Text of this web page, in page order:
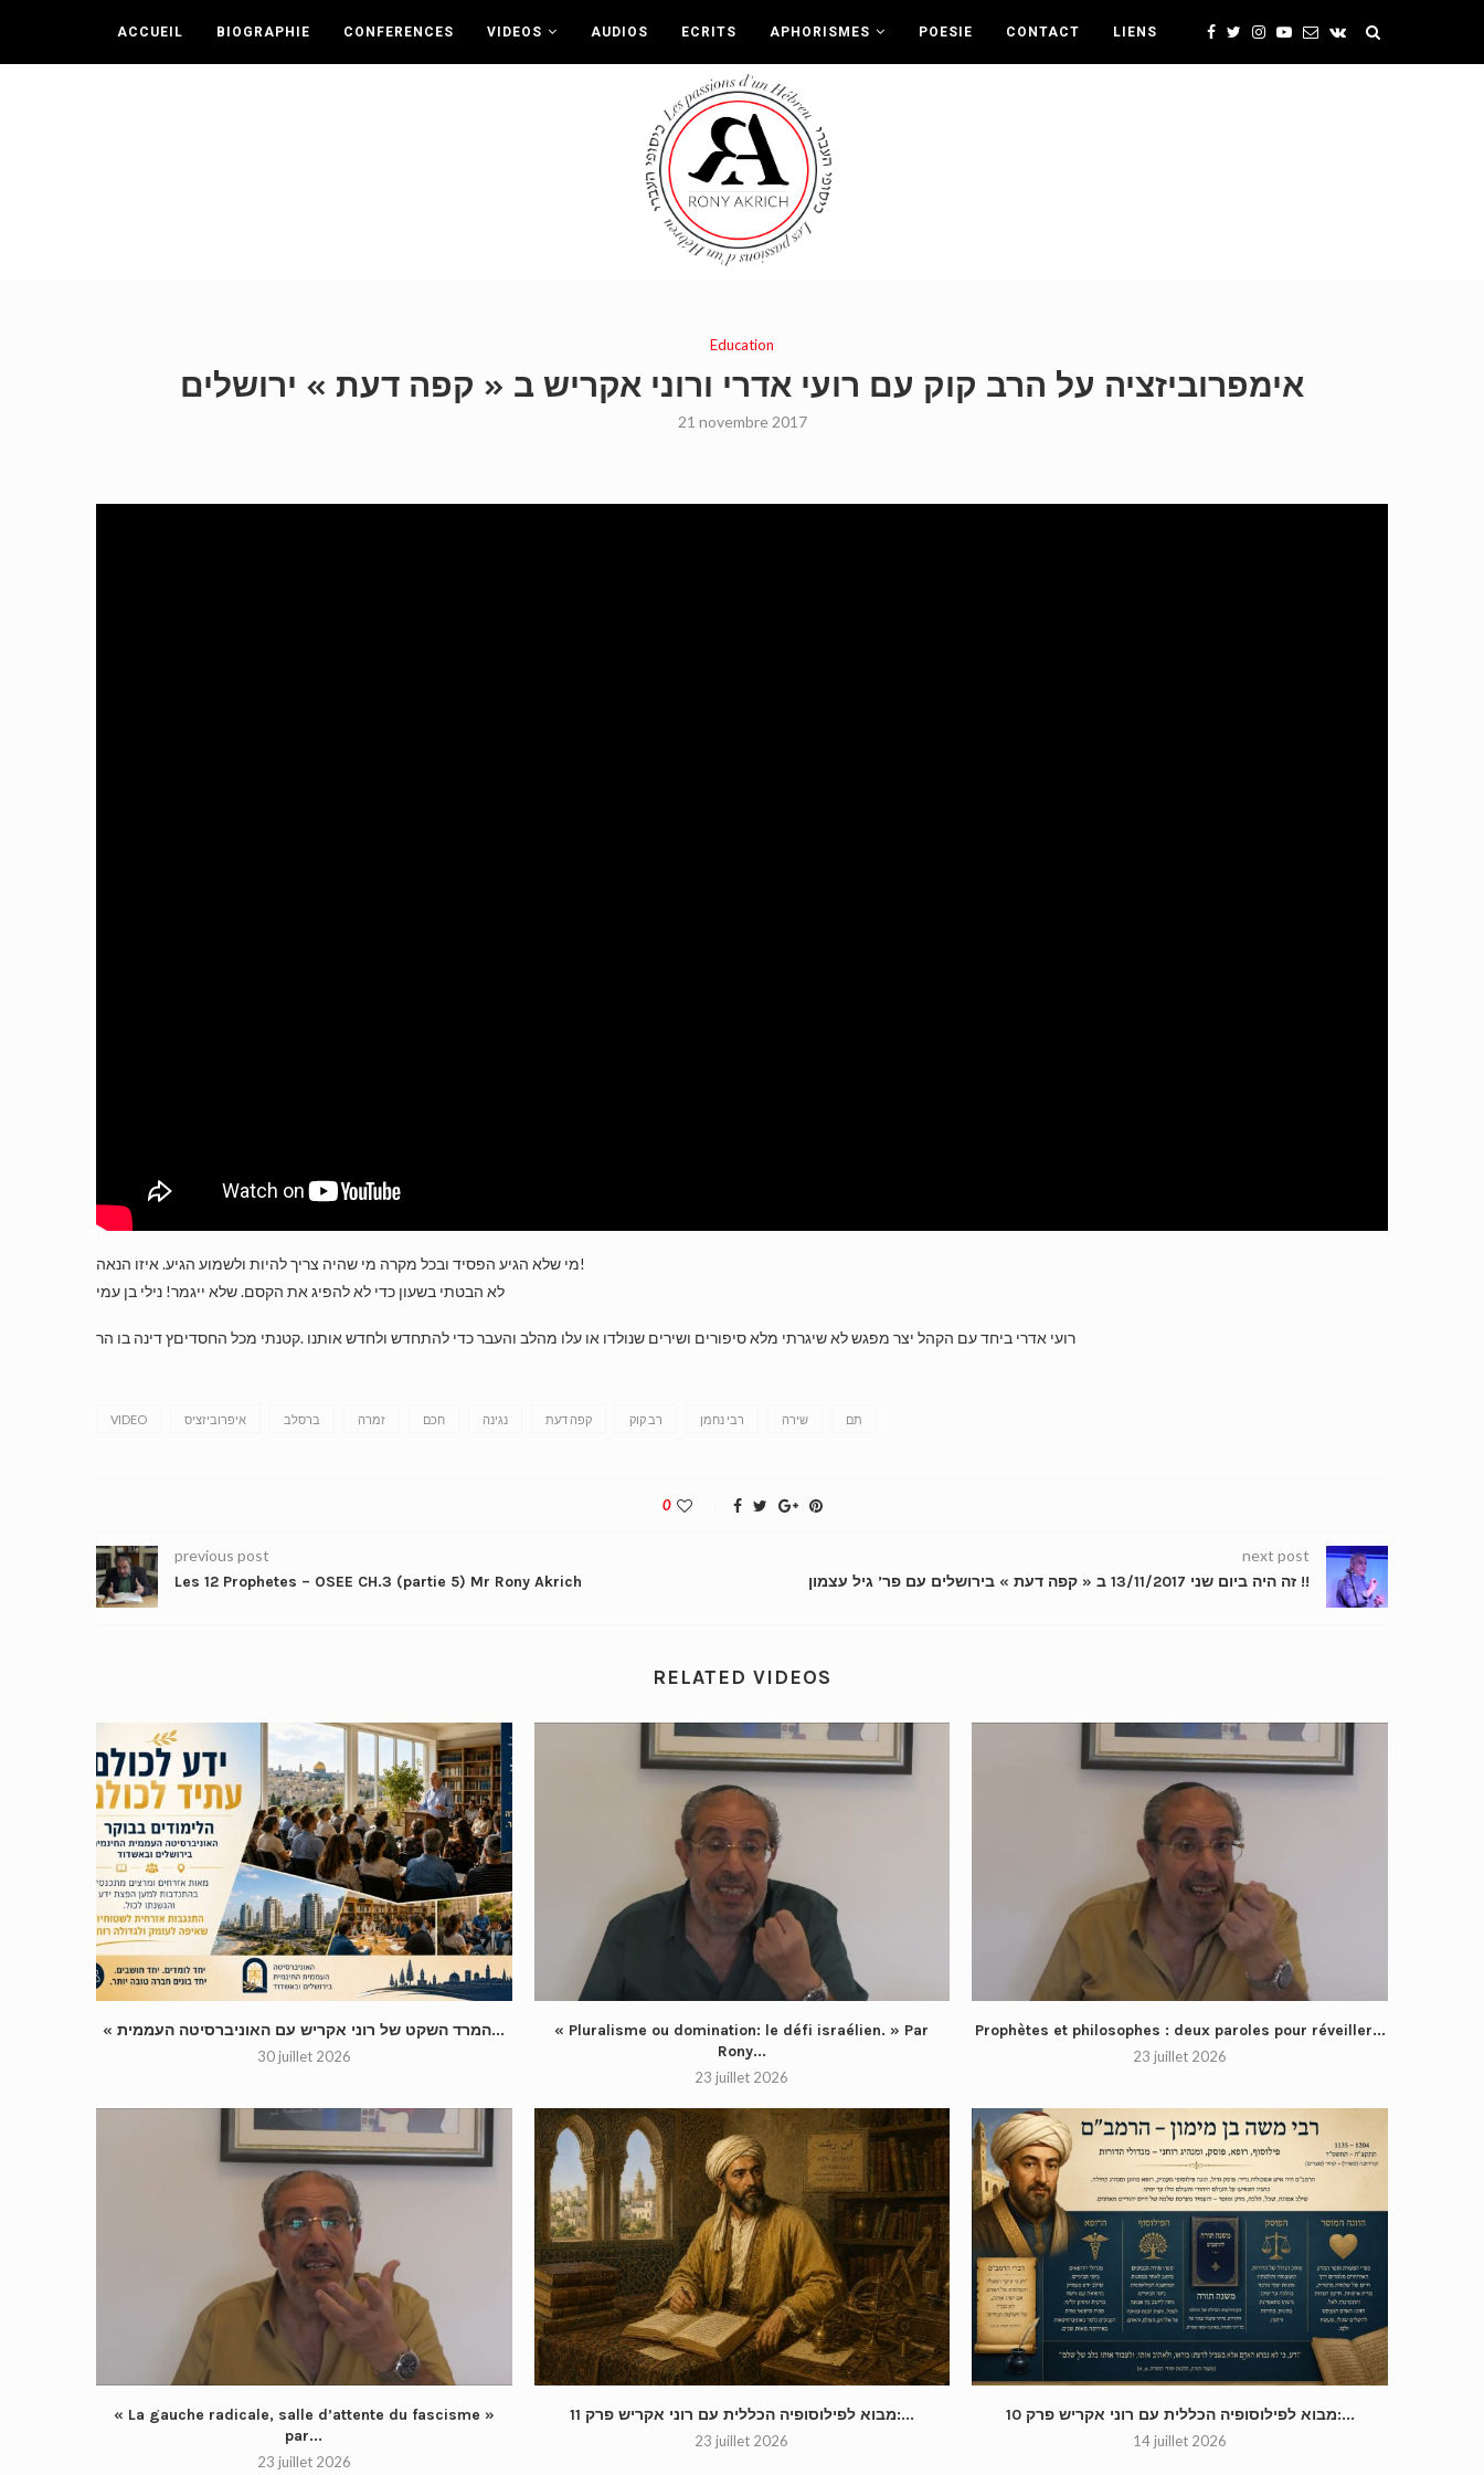
ACCUEIL BIOGRAPHIE CONFERENCES VIDEOS AUDIOS ECRITS APHORISMES POESIE CONTACT LIENS
Education
אימפרוביזציה על הרב קוק עם רועי אדרי ורוני אקריש ב « קפה דעת » ירושלים
21 novembre 2017
מי שלא הגיע הפסיד ובכל מקרה מי שהיה צריך להיות ולשמוע הגיע. איזו הנאה!
לא הבטתי בשעון כדי לא להפיג את הקסם. שלא ייגמר! נילי בן עמי
רועי אדרי ביחד עם הקהל יצר מפגש לא שיגרתי מלא סיפורים ושירים שנולדו או עלו מהלב והעבר כדי להתחדש ולחדש אותנו .קטנתי מכל החסדיםץ דינה בו הר
VIDEO איפרוביזציס ברסלב זמרה חכם נגינה קפה דעת רב קוק רבי נחמן שירה תם
0
previous post
Les 12 Prophetes – OSEE CH.3 (partie 5) Mr Rony Akrich
next post
זה היה ביום שני 13/11/2017 ב « קפה דעת » בירושלים עם פר’ גיל עצמון !!
RELATED VIDEOS
« המרד השקט של רוני אקריש עם האוניברסיטה העממית...
30 juillet 2026
« Pluralisme ou domination: le défi israélien. » Par
Rony...
23 juillet 2026
Prophètes et philosophes : deux paroles pour réveiller...
23 juillet 2026
« La gauche radicale, salle d’attente du fascisme »
par...
23 juillet 2026
מבוא לפילוסופיה הכללית עם רוני אקריש פרק 11:...
23 juillet 2026
מבוא לפילוסופיה הכללית עם רוני אקריש פרק 10:...
14 juillet 2026